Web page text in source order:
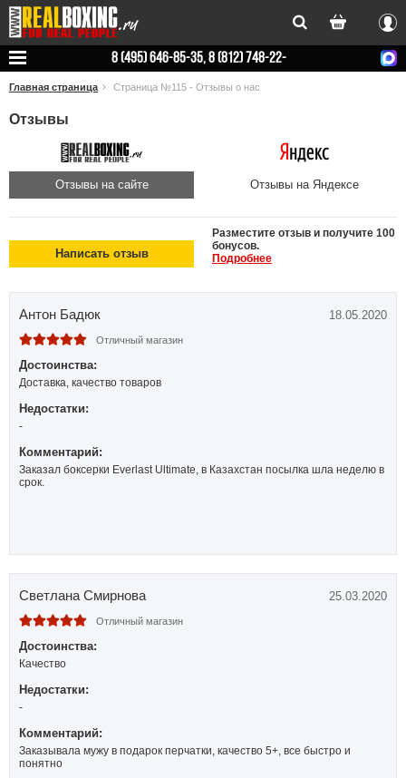
Вход
8 (495) 646-85-35, 8 (812) 748-22-
78
Главная страница Страница №115 - Отзывы о нас
Отзывы
Отзывы на сайте Отзывы на Яндексе
Написать отзыв
Разместите отзыв и получите 100
бонусов.
Подробнее
Антон Бадюк 18.05.2020
Отличный магазин
Достоинства:
Доставка, качество товаров
Недостатки:
-
Комментарий:
Заказал боксерки Everlast Ultimate, в Казахстан посылка шла неделю в
срок.
Светлана Смирнова 25.03.2020
Отличный магазин
Достоинства:
Качество
Недостатки:
-
Комментарий:
Заказывала мужу в подарок перчатки, качество 5+, все быстро и
понятно